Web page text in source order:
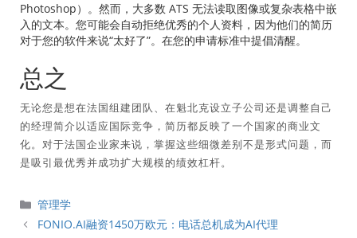
Photoshop）。然而，大多数 ATS 无法读取图像或复杂表格中嵌
入的文本。您可能会自动拒绝优秀的个人资料，因为他们的简历
对于您的软件来说“太好了”。在您的申请标准中提倡清醒。
总之
无论您是想在法国组建团队、在魁北克设立子公司还是调整自己
的经理简介以适应国际竞争，简历都反映了一个国家的商业文
化。对于法国企业家来说，掌握这些细微差别不是形式问题，而
是吸引最优秀并成功扩大规模的绩效杠杆。
分
類
管理学
FONIO.AI融资1450万欧元：电话总机成为AI代理